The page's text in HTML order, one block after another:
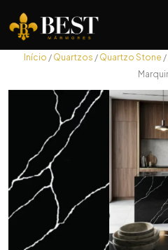
Início / Quartzos / Quartzo Stone /